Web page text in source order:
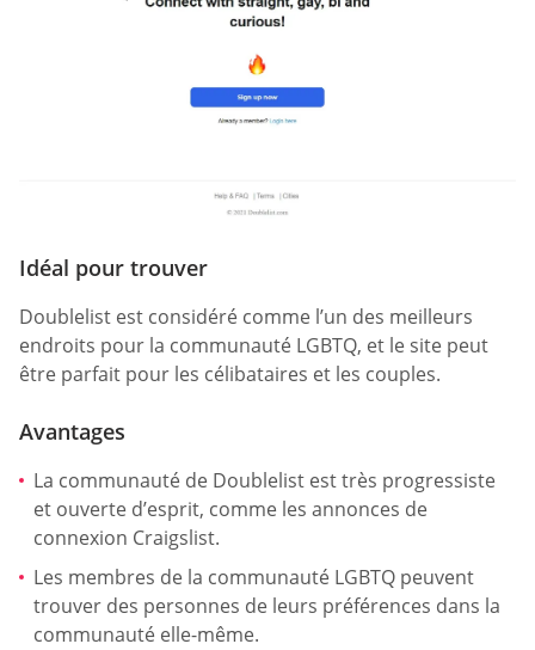
Idéal pour trouver
Doublelist est considéré comme l’un des meilleurs
endroits pour la communauté LGBTQ, et le site peut
être parfait pour les célibataires et les couples.
Avantages
La communauté de Doublelist est très progressiste
et ouverte d’esprit, comme les annonces de
connexion Craigslist.
Les membres de la communauté LGBTQ peuvent
trouver des personnes de leurs préférences dans la
communauté elle-même.